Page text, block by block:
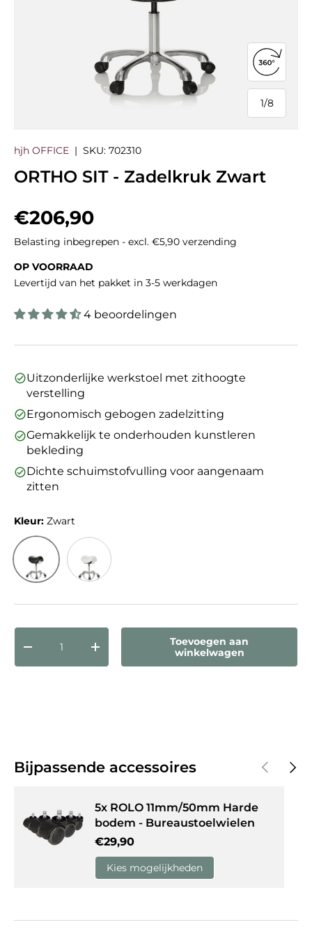
1/
van
8
360°-
hjh OFFICE | SKU: 702310
ORTHO SIT - Zadelkruk Zwart
Reguliere prijs
€206,90
Belasting inbegrepen - excl. €5,90 verzending
OP VOORRAAD
Levertijd van het pakket in 3-5 werkdagen
4 beoordelingen
Uitzonderlijke werkstoel met zithoogte
verstelling
Ergonomisch gebogen zadelzitting
Gemakkelijk te onderhouden kunstleren
bekleding
Dichte schuimstofvulling voor aangenaam
zitten
Kleur: Zwart
Zwart
Aantal
Verlaag de hoeveelheidVerhoog de hoeveelheid
Toevoegen aan
winkelwagen
Bijpassende accessoires Vorige
5x ROLO 11mm/50mm Harde
bodem - Bureaustoelwielen
Reguliere prijs
€29,90
Kies mogelijkheden